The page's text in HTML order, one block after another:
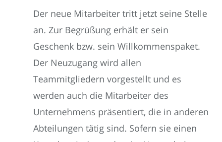
Der neue Mitarbeiter tritt jetzt seine Stelle
an. Zur Begrüßung erhält er sein
Geschenk bzw. sein Willkommenspaket.
Der Neuzugang wird allen
Teammitgliedern vorgestellt und es
werden auch die Mitarbeiter des
Unternehmens präsentiert, die in anderen
Abteilungen tätig sind. Sofern sie einen